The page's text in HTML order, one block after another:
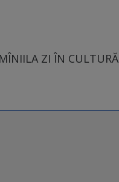
LA ZI ÎN CULTURĂ